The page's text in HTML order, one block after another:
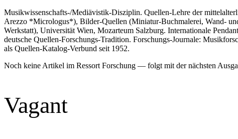
Musikwissenschafts-/Mediävistik-Disziplin. Quellen-Lehre der
Arezzo *Micrologus*), Bilder-Quellen (Miniatur-Buchmalerei, Wand-
Werkstatt), Universität Wien, Mozarteum Salzburg. Internationale
deutsche Quellen-Forschungs-Tradition. Forschungs-Journale:
als Quellen-Katalog-Verbund seit 1952.
Noch keine Artikel im Ressort Forschung — folgt mit der nächsten
Vagant